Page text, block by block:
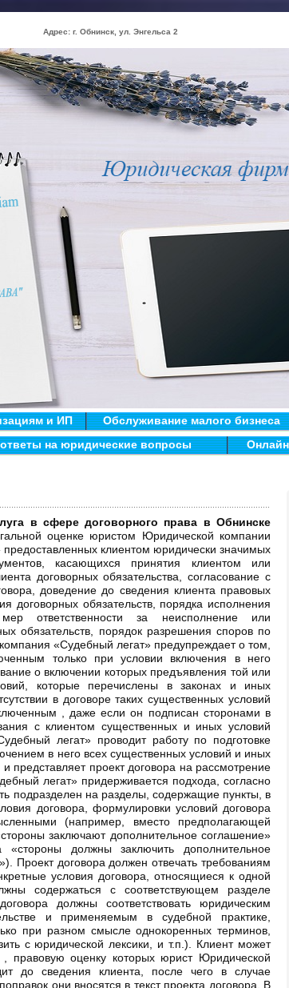
Обнинск, ул. Энгельса 2
и ИП Обслуживание малого бизнеса
на юридические вопросы
в сфере договорного права в Обнинске
оценке юристом Юридической компании
клиентом юридически значимых
касающихся принятия клиентом или
договорных обязательства, согласование с
доведение до сведения клиента правовых
договорных обязательств, порядка исполнения
ответственности за неисполнение или
обязательств, порядок разрешения споров по
«Судебный легат» предупреждает о том,
только при условии включения в него
о включении которых предъявления той или
которые перечислены в законах и иных
в договоре таких существенных условий
, даже если он подписан сторонами в
с клиентом существенных и иных условий
легат» проводит работу по подготовке
в него всех существенных условий и иных
представляет проект договора на рассмотрение
легат» придерживается подхода, согласно
подразделен на разделы, содержащие пункты, в
договора, формулировки условий договора
(например, вместо предполагающей
заключают дополнительное соглашение»
«стороны должны заключить дополнительное
Проект договора должен отвечать требованиям
условия договора, относящиеся к одной
содержаться с соответствующем разделе
должны соответствовать юридическим
и применяемым в судебной практике,
при разном смысле однокоренных терминов,
с юридической лексики, и т.п.). Клиент может
, правовую оценку которых юрист Юридической
до сведения клиента, после чего в случае
они вносятся в текст проекта договора. В